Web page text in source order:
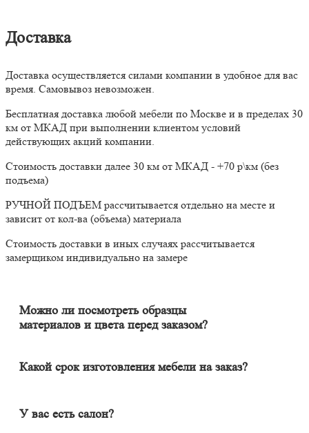
Доставка
Доставка осуществляется силами компании в удобное для вас
время. Самовывоз невозможен.
Бесплатная доставка любой мебели по Москве и в пределах 30
км от МКАД при выполнении клиентом условий
действующих акций компании.
Стоимость доставки далее 30 км от МКАД - +70 р\км (без
подъема)
РУЧНОЙ ПОДЪЕМ рассчитывается отдельно на месте и
зависит от кол-ва (объема) материала
Стоимость доставки в иных случаях рассчитывается
замерщиком индивидуально на замере
Можно ли посмотреть образцы
материалов и цвета перед заказом?
месте в собственном освещении увидеть, как будут выглядеть
Какой срок изготовления мебели на заказ?
среднем цикл производства большей части изделий составляет
У вас есть салон?